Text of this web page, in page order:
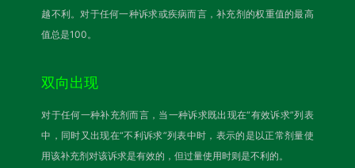
越不利。对于任何一种诉求或疾病而言，补充剂的权重值的最高
值总是100。
双向出现
对于任何一种补充剂而言，当一种诉求既出现在“有效诉求”列表
中，同时又出现在“不利诉求”列表中时，表示的是以正常剂量使
用该补充剂对该诉求是有效的，但过量使用时则是不利的。